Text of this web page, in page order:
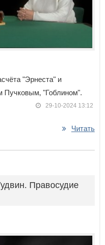
"Эрнеста" и
Пучковым, "Гоблином".
29-10-2024 13:12
Читать
Правосудие